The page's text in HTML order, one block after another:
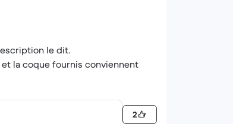
le dit.
la coque fournis conviennent
2